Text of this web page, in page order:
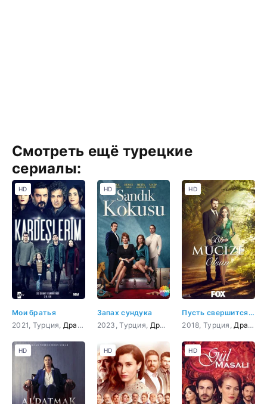
Смотреть ещё турецкие
сериалы:
Мои братья
2021, Турция, Драма
HD
Запах сундука
2023, Турция, Драма
HD
Пусть свершится чудо
2018, Турция, Драма
HD
HD HD HD